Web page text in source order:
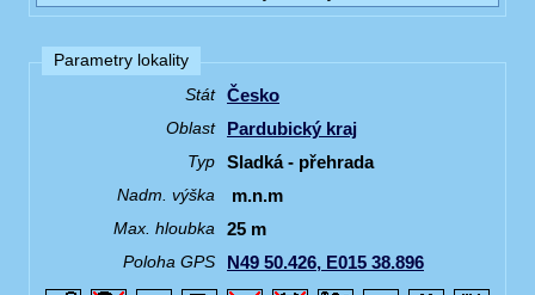
Parametry lokality
Stát
Česko
Oblast Pardubický kraj
Typ Sladká - přehrada
Nadm. výška m.n.m
Max. hloubka 25 m
Poloha GPS N49 50.426, E015 38.896